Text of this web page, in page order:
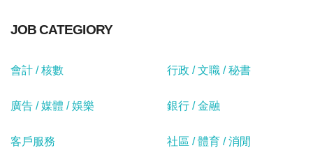
JOB CATEGIORY
會計 / 核數 行政 / 文職 / 秘書
廣告 / 媒體 / 娛樂 銀行 / 金融
客戶服務 社區 / 體育 / 消閒